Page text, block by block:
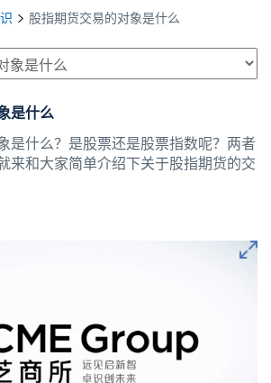
股指期货交易的对象是什么
是什么
是什么？是股票还是股票指数呢？两者
来和大家简单介绍下关于股指期货的交